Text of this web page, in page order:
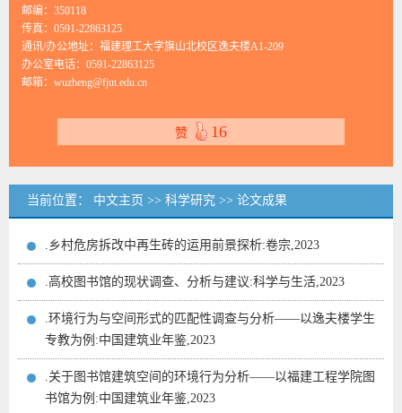
邮编： 350118
传真： 0591-22863125
通讯/办公地址： 福建理工大学旗山北校区逸夫楼A1-209
办公室电话： 0591-22863125
邮箱： wuzheng@fjut.edu.cn
赞 16
当前位置： 中文主页 >> 科学研究 >> 论文成果
.乡村危房拆改中再生砖的运用前景探析:卷宗,2023
.高校图书馆的现状调查、分析与建议:科学与生活,2023
.环境行为与空间形式的匹配性调查与分析——以逸夫楼学生
专教为例:中国建筑业年鉴,2023
.关于图书馆建筑空间的环境行为分析——以福建工程学院图
书馆为例:中国建筑业年鉴,2023